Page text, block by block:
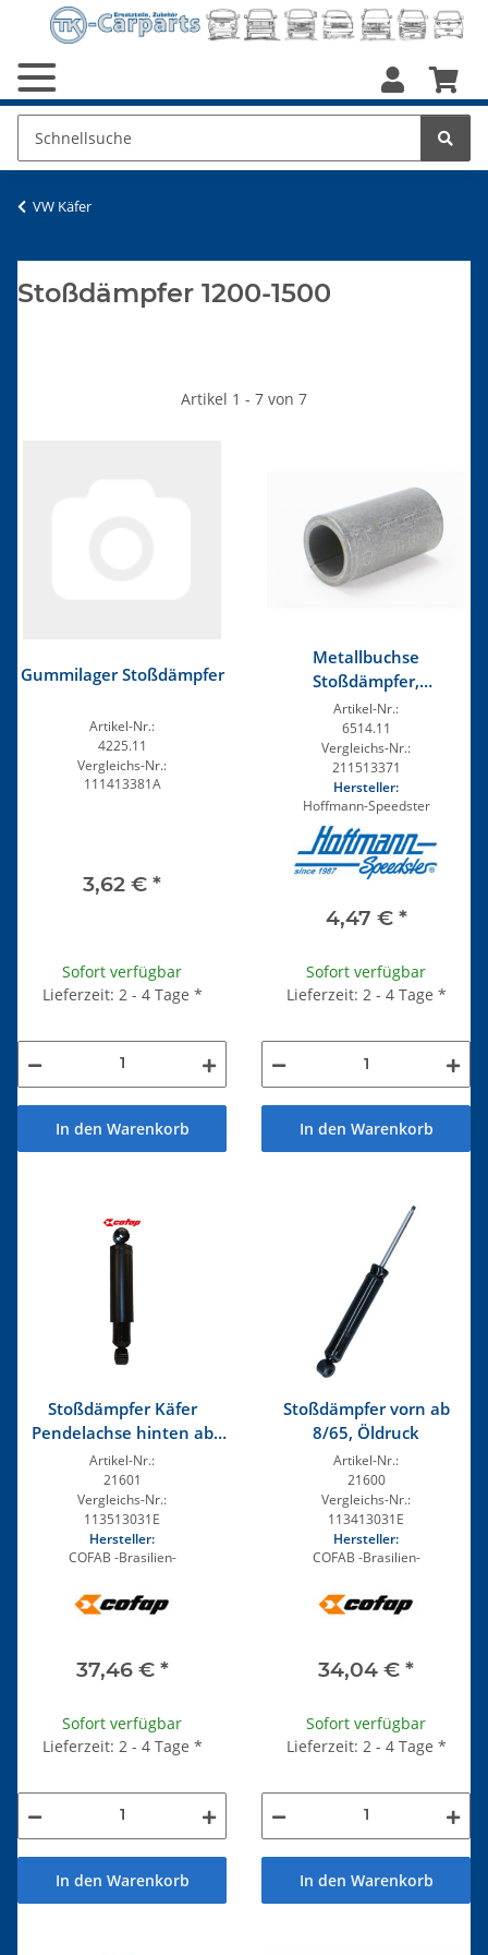
VW Käfer
Stoßdämpfer 1200-1500
Artikel 1 - 7 von 7
Gummilager Stoßdämpfer
Artikel-Nr.:
4225.11
Vergleichs-Nr.:
111413381A
3,62 € *
Sofort verfügbar
Lieferzeit: 2 - 4 Tage *
In den Warenkorb
Metallbuchse
Stoßdämpfer,
Ausgleichsfeder
Artikel-Nr.:
6514.11
Vergleichs-Nr.:
211513371
Hersteller:
Hoffmann-Speedster
4,47 € *
Sofort verfügbar
Lieferzeit: 2 - 4 Tage *
In den Warenkorb
Stoßdämpfer Käfer
Pendelachse hinten ab
52, VW Bus vorne/hinten
55-67
Artikel-Nr.:
21601
Vergleichs-Nr.:
113513031E
Hersteller:
COFAB -Brasilien-
37,46 € *
Sofort verfügbar
Lieferzeit: 2 - 4 Tage *
In den Warenkorb
Stoßdämpfer vorn ab
8/65, Öldruck
Artikel-Nr.:
21600
Vergleichs-Nr.:
113413031E
Hersteller:
COFAB -Brasilien-
34,04 € *
Sofort verfügbar
Lieferzeit: 2 - 4 Tage *
In den Warenkorb